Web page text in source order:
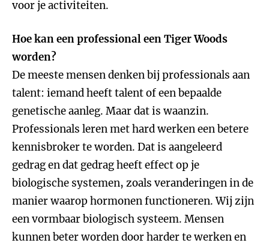
voor je activiteiten.
Hoe kan een professional een Tiger Woods
worden?
De meeste mensen denken bij professionals aan
talent: iemand heeft talent of een bepaalde
genetische aanleg. Maar dat is waanzin.
Professionals leren met hard werken een betere
kennisbroker te worden. Dat is aangeleerd
gedrag en dat gedrag heeft effect op je
biologische systemen, zoals veranderingen in de
manier waarop hormonen functioneren. Wij zijn
een vormbaar biologisch systeem. Mensen
kunnen beter worden door harder te werken en